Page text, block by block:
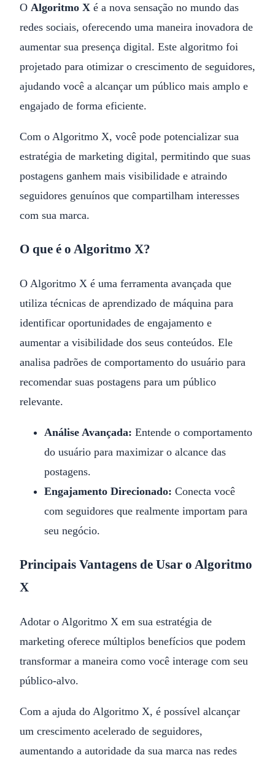
O Algoritmo X é a nova sensação no mundo das
redes sociais, oferecendo uma maneira inovadora de
aumentar sua presença digital. Este algoritmo foi
projetado para otimizar o crescimento de seguidores,
ajudando você a alcançar um público mais amplo e
engajado de forma eficiente.
Com o Algoritmo X, você pode potencializar sua
estratégia de marketing digital, permitindo que suas
postagens ganhem mais visibilidade e atraindo
seguidores genuínos que compartilham interesses
com sua marca.
O que é o Algoritmo X?
O Algoritmo X é uma ferramenta avançada que
utiliza técnicas de aprendizado de máquina para
identificar oportunidades de engajamento e
aumentar a visibilidade dos seus conteúdos. Ele
analisa padrões de comportamento do usuário para
recomendar suas postagens para um público
relevante.
Análise Avançada: Entende o comportamento
do usuário para maximizar o alcance das
postagens.
Engajamento Direcionado: Conecta você
com seguidores que realmente importam para
seu negócio.
Principais Vantagens de Usar o Algoritmo
X
Adotar o Algoritmo X em sua estratégia de
marketing oferece múltiplos benefícios que podem
transformar a maneira como você interage com seu
público-alvo.
Com a ajuda do Algoritmo X, é possível alcançar
um crescimento acelerado de seguidores,
aumentando a autoridade da sua marca nas redes